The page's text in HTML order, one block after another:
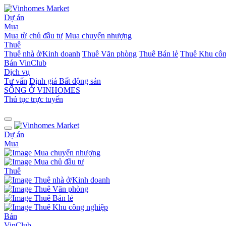
Dự án
Mua
Mua từ chủ đầu tư Mua chuyển nhượng
Thuê
Thuê nhà ở/Kinh doanh Thuê Văn phòng Thuê Bán lẻ Thuê Khu
Bán VinClub
Dịch vụ
Tư vấn Định giá Bất động sản
SỐNG Ở VINHOMES
Thủ tục trực tuyến
Dự án
Mua
Mua chuyển nhượng
Mua chủ đầu tư
Thuê
Thuê nhà ở/Kinh doanh
Thuê Văn phòng
Thuê Bán lẻ
Thuê Khu công nghiệp
Bán